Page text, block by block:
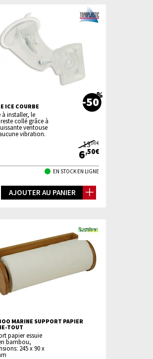
ICE COURBE -50
à installer, le
collé grâce à
ventouse
vibration.
13,00€
6,50€
EN STOCK EN LIGNE
AJOUTER AU PANIER
MARINE SUPPORT PAPIER
TOUT
papier essuie
bambou,
245 x 90 x